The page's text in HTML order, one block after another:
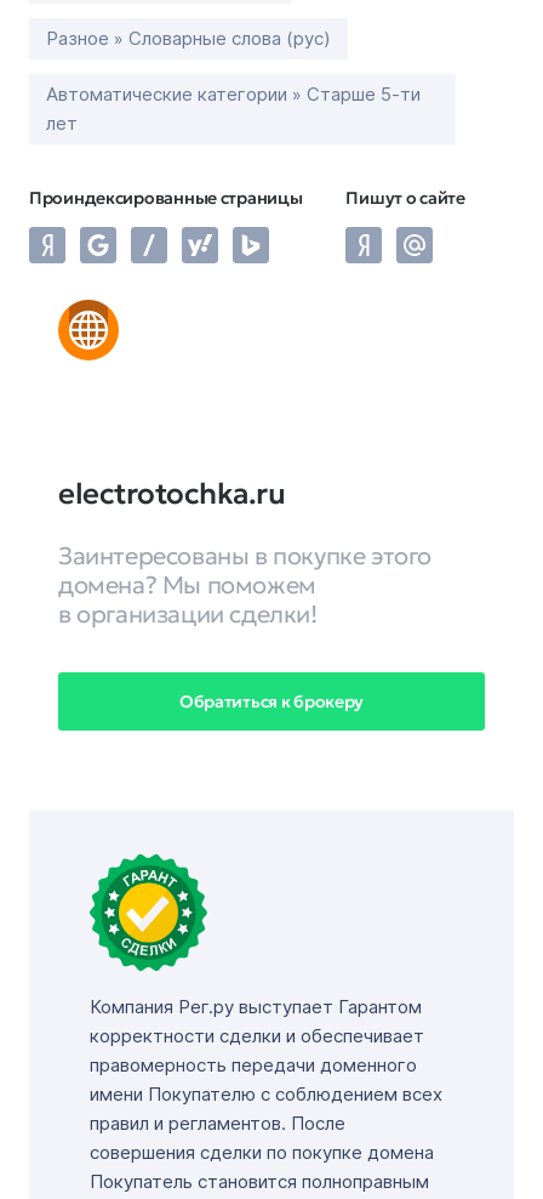
Разное » Словарные слова (рус)
Автоматические категории » Старше 5-ти
лет
Проиндексированные страницы Пишут о сайте
electrotochka.ru
Заинтересованы в покупке этого
домена? Мы поможем
в организации сделки!
Обратиться к брокеру
Компания Рег.ру выступает Гарантом
корректности сделки и обеспечивает
правомерность передачи доменного
имени Покупателю с соблюдением всех
правил и регламентов. После
совершения сделки по покупке домена
Покупатель становится полноправным